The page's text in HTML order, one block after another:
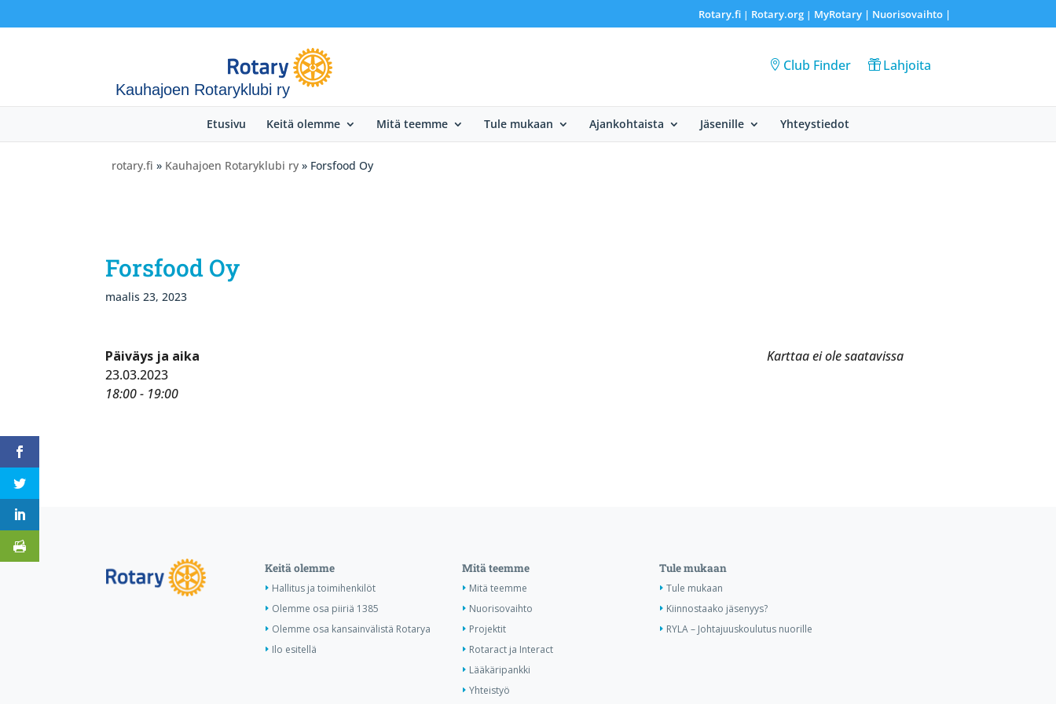
Rotary.fi| Rotary.org| MyRotary | Nuorisovaihto|
Kauhajoen Rotaryklubi ry
Club Finder Lahjoita
Etusivu Keitä olemme Mitä teemme Tule mukaan Ajankohtaista Jäsenille Yhteystiedot
rotary.fi » Kauhajoen Rotaryklubi ry » Forsfood Oy
Forsfood Oy
maalis 23, 2023
Karttaa ei ole saatavissa
Päiväys ja aika
23.03.2023
18:00 - 19:00
Keitä olemme
Hallitus ja toimihenkilöt
Olemme osa piiriä 1385
Olemme osa kansainvälistä Rotarya
Ilo esitellä
Mitä teemme
Mitä teemme
Nuorisovaihto
Projektit
Rotaract ja Interact
Lääkäripankki
Yhteistyö
Tule mukaan
Tule mukaan
Kiinnostaako jäsenyys?
RYLA – Johtajuuskoulutus nuorille